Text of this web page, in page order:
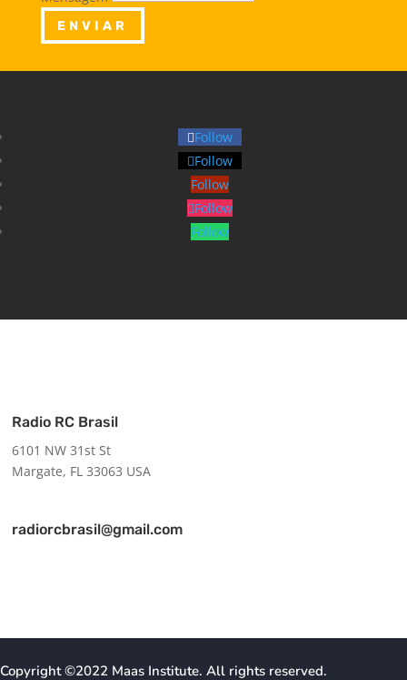
ENVIAR
Follow
Follow
Follow
Follow
Follow
Radio RC Brasil
6101 NW 31st St
Margate, FL 33063 USA
radiorcbrasil@gmail.com
Copyright ©2022 Maas Institute. All rights reserved.